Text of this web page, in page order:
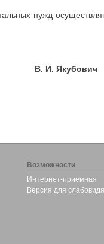
нужд
В. И. Якубович
Возможности
Интернет-приемная
Версия для